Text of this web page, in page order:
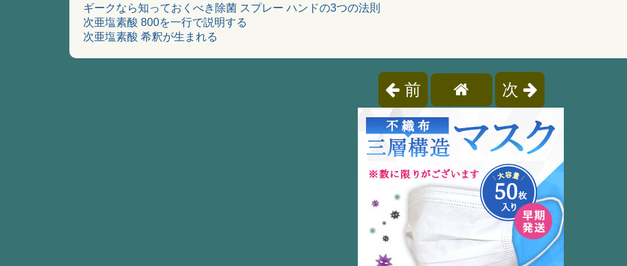
ギークなら知っておくべき除菌 スプレー ハンドの3つの法則
次亜塩素酸 800を一行で説明する
次亜塩素酸 希釈が生まれる
前 次